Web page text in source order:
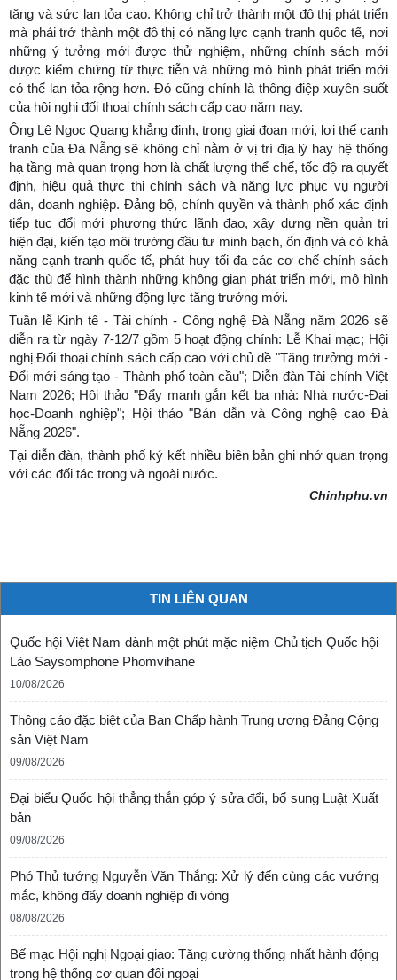
tăng và sức lan tỏa cao. Không chỉ trở thành một đô thị phát triển
mà phải trở thành một đô thị có năng lực cạnh tranh quốc tế, nơi
những ý tưởng mới được thử nghiệm, những chính sách mới
được kiểm chứng từ thực tiễn và những mô hình phát triển mới
có thể lan tỏa rộng hơn. Đó cũng chính là thông điệp xuyên suốt
của hội nghị đối thoại chính sách cấp cao năm nay.
Ông Lê Ngọc Quang khẳng định, trong giai đoạn mới, lợi thế cạnh
tranh của Đà Nẵng sẽ không chỉ nằm ở vị trí địa lý hay hệ thống
hạ tầng mà quan trọng hơn là chất lượng thể chế, tốc độ ra quyết
định, hiệu quả thực thi chính sách và năng lực phục vụ người
dân, doanh nghiệp. Đảng bộ, chính quyền và thành phố xác định
tiếp tục đổi mới phương thức lãnh đạo, xây dựng nền quản trị
hiện đại, kiến tạo môi trường đầu tư minh bạch, ổn định và có khả
năng cạnh tranh quốc tế, phát huy tối đa các cơ chế chính sách
đặc thù để hình thành những không gian phát triển mới, mô hình
kinh tế mới và những động lực tăng trưởng mới.
Tuần lễ Kinh tế - Tài chính - Công nghệ Đà Nẵng năm 2026 sẽ
diễn ra từ ngày 7-12/7 gồm 5 hoạt động chính: Lễ Khai mạc; Hội
nghị Đối thoại chính sách cấp cao với chủ đề "Tăng trưởng mới -
Đổi mới sáng tạo - Thành phố toàn cầu"; Diễn đàn Tài chính Việt
Nam 2026; Hội thảo "Đẩy mạnh gắn kết ba nhà: Nhà nước-Đại
học-Doanh nghiệp"; Hội thảo "Bán dẫn và Công nghệ cao Đà
Nẵng 2026".
Tại diễn đàn, thành phố ký kết nhiều biên bản ghi nhớ quan trọng
với các đối tác trong và ngoài nước.
Chinhphu.vn
TIN LIÊN QUAN
Quốc hội Việt Nam dành một phút mặc niệm Chủ tịch Quốc hội
Lào Saysomphone Phomvihane
10/08/2026
Thông cáo đặc biệt của Ban Chấp hành Trung ương Đảng Cộng
sản Việt Nam
09/08/2026
Đại biểu Quốc hội thẳng thắn góp ý sửa đổi, bổ sung Luật Xuất
bản
09/08/2026
Phó Thủ tướng Nguyễn Văn Thắng: Xử lý đến cùng các vướng
mắc, không đẩy doanh nghiệp đi vòng
08/08/2026
Bế mạc Hội nghị Ngoại giao: Tăng cường thống nhất hành động
trong hệ thống cơ quan đối ngoại